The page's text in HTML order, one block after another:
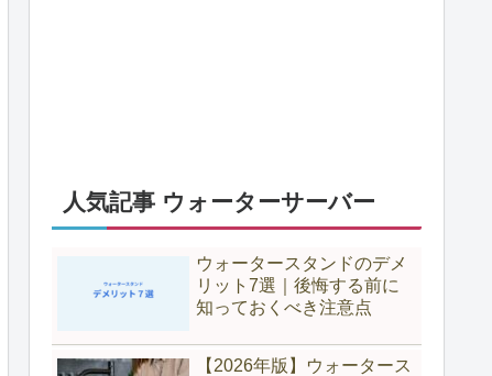
人気記事 ウォーターサーバー
ウォータースタンドのデメ
リット7選｜後悔する前に
知っておくべき注意点
【2026年版】ウォータース